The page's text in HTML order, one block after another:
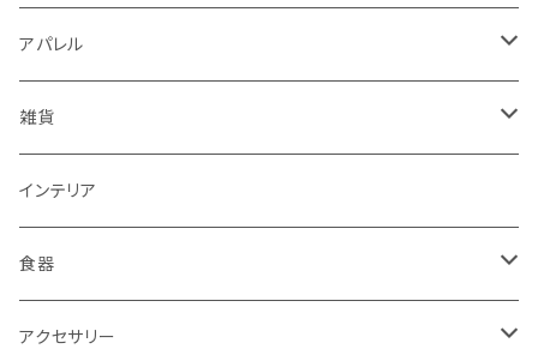
スタンプ・はんこ
ノート・手帳・カレンダー
ラッピングペーパー・封筒
インク
スマホリング
マルチクロス（メガネ拭き）
トートバッグ・ランチバッグ
がま口バッグ
アパレル
Tシャツ
ワンピース
タイツ・レギンス
靴下
雑貨
ポーチ
トートバッグ
ケース
インテリア
食器
マグカップ
アクセサリー